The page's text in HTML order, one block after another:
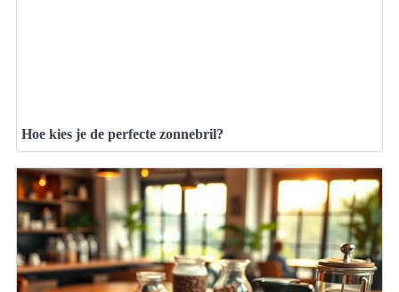
Hoe kies je de perfecte zonnebril?